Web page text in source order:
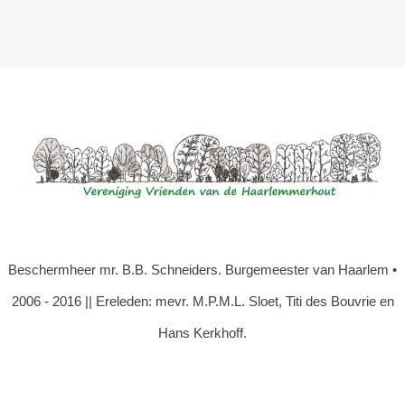
Beschermheer mr. B.B. Schneiders. Burgemeester van Haarlem •
2006 - 2016 || Ereleden: mevr. M.P.M.L. Sloet, Titi des Bouvrie en
Hans Kerkhoff.